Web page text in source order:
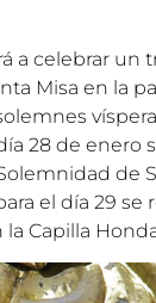
a celebrar
Misa en la
28 de enero
de
el día 29 se
Capilla